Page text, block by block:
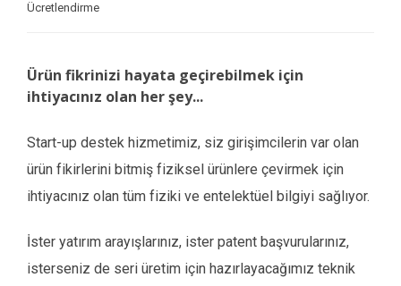
Ücretlendirme
Ürün fikrinizi hayata geçirebilmek için
ihtiyacınız olan her şey...
Start-up destek hizmetimiz, siz girişimcilerin var olan
ürün fikirlerini bitmiş fiziksel ürünlere çevirmek için
ihtiyacınız olan tüm fiziki ve entelektüel bilgiyi sağlıyor.
İster yatırım arayışlarınız, ister patent başvurularınız,
isterseniz de seri üretim için hazırlayacağımız teknik